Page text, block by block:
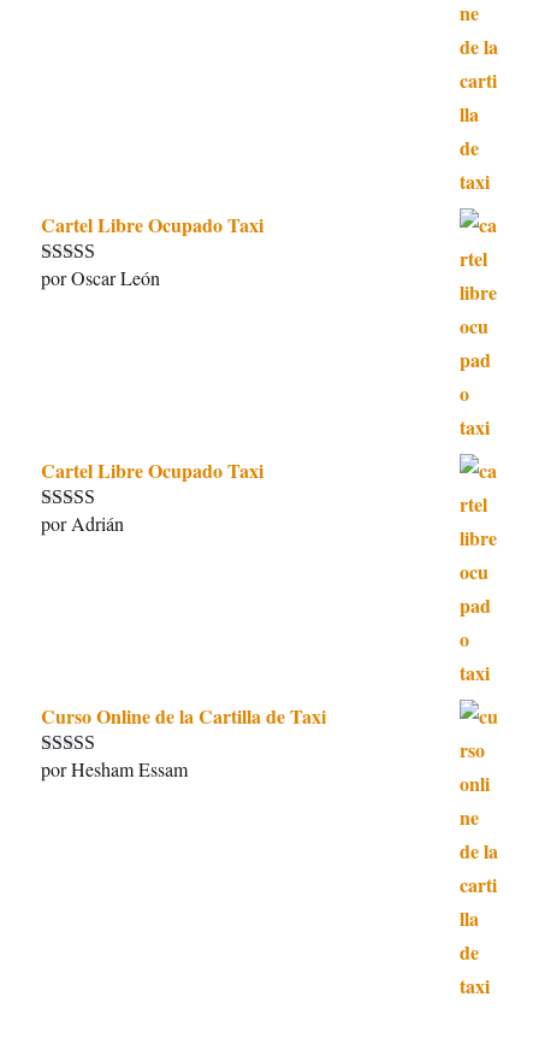
Cartel Libre Ocupado Taxi
Valorado con
por Oscar León
Cartel Libre Ocupado Taxi
Valorado con
por Adrián
Curso Online de la Cartilla de Taxi
Valorado con
por Hesham Essam